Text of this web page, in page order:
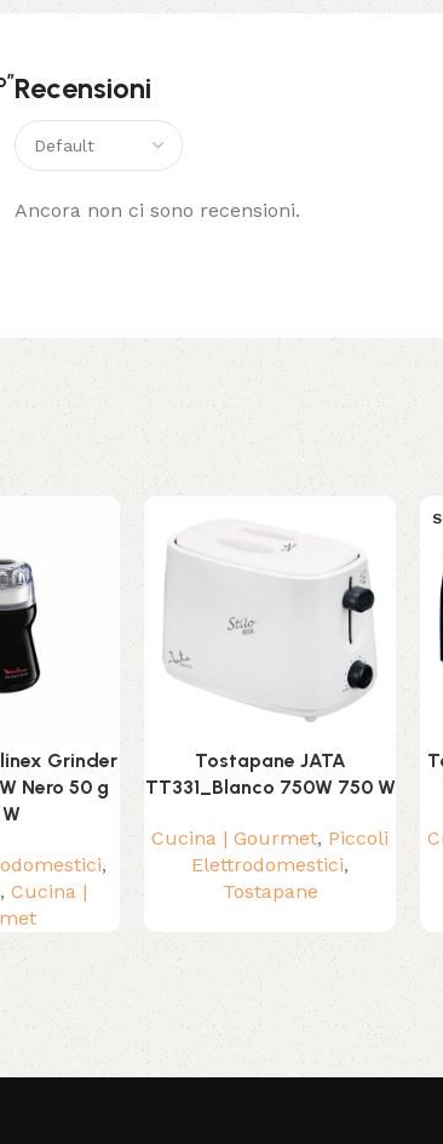
Recensioni
Ancora non ci sono recensioni.
Grinder
Nero 50 g
,
, Cucina |
Tostapane JATA
TT331_Blanco 750W 750 W
Cucina | Gourmet, Piccoli
Elettrodomestici,
Tostapane